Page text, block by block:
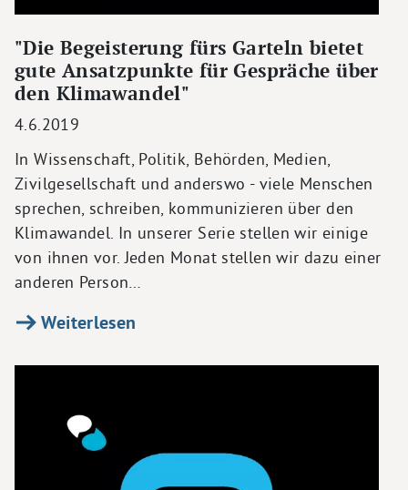
"Die Begeisterung fürs Garteln bietet
gute Ansatzpunkte für Gespräche über
den Klimawandel"
4.6.2019
In Wissenschaft, Politik, Behörden, Medien,
Zivilgesellschaft und anderswo - viele Menschen
sprechen, schreiben, kommunizieren über den
Klimawandel. In unserer Serie stellen wir einige
von ihnen vor. Jeden Monat stellen wir dazu einer
anderen Person…
Weiterlesen